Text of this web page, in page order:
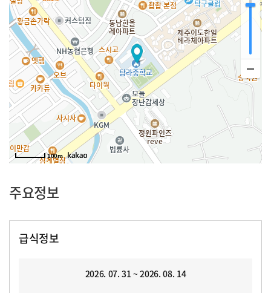
100m
주요정보
급식정보
2026. 07. 31 ~ 2026. 08. 14